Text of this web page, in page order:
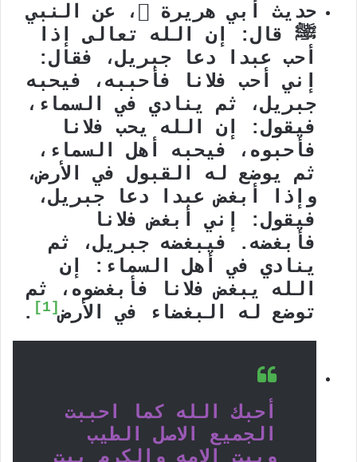
حديث أبي هريرة  ، عن النبي
ﷺ قال:
إن الله تعالى إذا
أحب عبدا دعا جبريل، فقال:
إني أحب فلانا فأحببه، فيحبه
جبريل، ثم ينادي في السماء،
فيقول: إن الله يحب فلانا
فأحبوه، فيحبه أهل السماء،
ثم يوضع له القبول في الأرض،
وإذا أبغض عبدا دعا جبريل،
فيقول: إني أبغض فلانا
فأبغضه. فيبغضه جبريل، ثم
ينادي في أهل السماء: إن
الله يبغض فلانا فأبغضوه، ثم
توضع له البغضاء في الأرض [1]
.
أحبك الله كما احببت
الجميع الاصل الطيب
وبيت الامه والكرم بيت